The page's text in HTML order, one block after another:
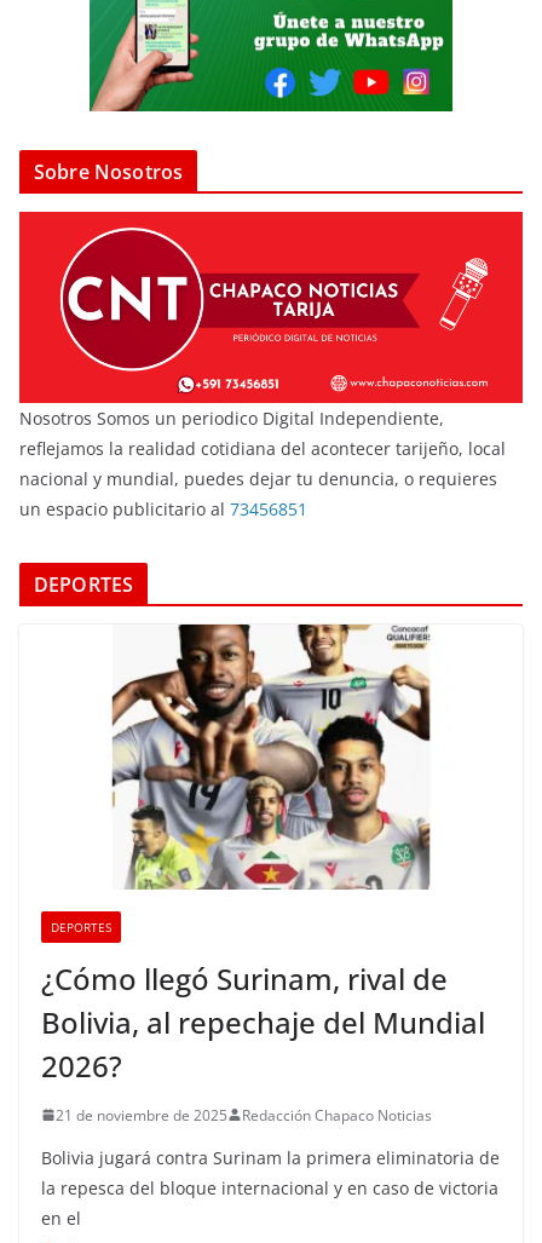
Sobre Nosotros
Nosotros Somos un periodico Digital Independiente,
reflejamos la realidad cotidiana del acontecer tarijeño, local
nacional y mundial, puedes dejar tu denuncia, o requieres
un espacio publicitario al 73456851
DEPORTES
DEPORTES
¿Cómo llegó Surinam, rival de
Bolivia, al repechaje del Mundial
2026?
21 de noviembre de 2025 Redacción Chapaco Noticias
Bolivia jugará contra Surinam la primera eliminatoria de
la repesca del bloque internacional y en caso de victoria
en el